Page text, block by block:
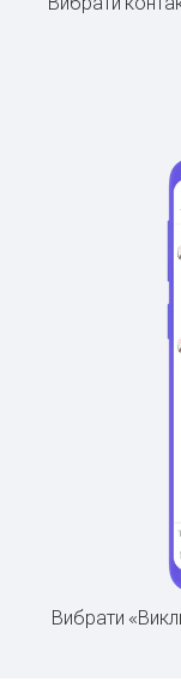
Вибрати